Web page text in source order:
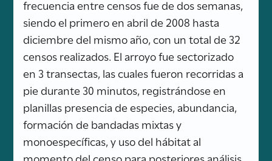
frecuencia entre censos fue de dos semanas,
siendo el primero en abril de 2008 hasta
diciembre del mismo año, con un total de 32
censos realizados. El arroyo fue sectorizado
en 3 transectas, las cuales fueron recorridas a
pie durante 30 minutos, registrándose en
planillas presencia de especies, abundancia,
formación de bandadas mixtas y
monoespecíficas, y uso del hábitat al
momento del censo para posteriores análisis